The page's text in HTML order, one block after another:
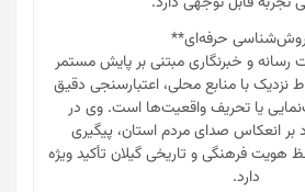
حرفه‌ای**
رسانه و خبرنگاری مبتنی بر پایش مستمر
نزدیک با منابع محلی، اعتبارسنجی دقیق
یا تحریف واقعیت‌ها است. وی در
بر انعکاس صدای مردم استان، پیگیری
هویت فرهنگی و تاریخی گیلان تأکید ویژه
دارد.